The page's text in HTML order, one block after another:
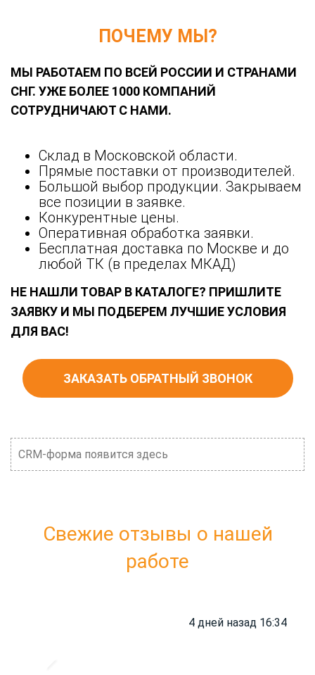
CRM-форма появится здесь
ПОЧЕМУ МЫ?
МЫ РАБОТАЕМ ПО ВСЕЙ РОССИИ И СТРАНАМИ
СНГ. УЖЕ БОЛЕЕ 1000 КОМПАНИЙ
СОТРУДНИЧАЮТ С НАМИ.
Склад в Московской области.
Прямые поставки от производителей.
Большой выбор продукции. Закрываем
все позиции в заявке.
Конкурентные цены.
Оперативная обработка заявки.
Бесплатная доставка по Москве и до
любой ТК (в пределах МКАД)
НЕ НАШЛИ ТОВАР В КАТАЛОГЕ? ПРИШЛИТЕ
ЗАЯВКУ И МЫ ПОДБЕРЕМ ЛУЧШИЕ УСЛОВИЯ
ДЛЯ ВАС!
ЗАКАЗАТЬ ОБРАТНЫЙ ЗВОНОК
Свежие отзывы о нашей
работе
4 дней назад 16:34